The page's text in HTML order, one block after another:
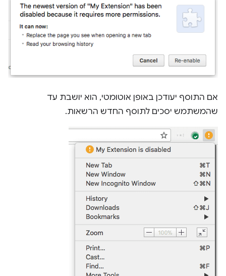
אם התוסף יעודכן באופן אוטומטי, הוא יושבת עד
שהמשתמש יסכים לתוסף החדש הרשאות.